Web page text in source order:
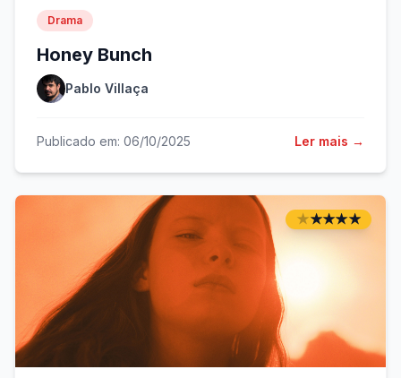
Drama
Honey Bunch
Pablo Villaça
Publicado em: 06/10/2025 Ler mais →
★★
★★
★★
★★
★ ★